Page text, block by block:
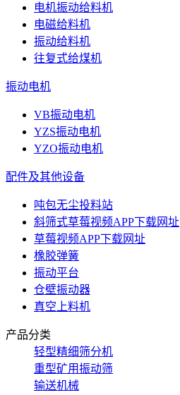
电机振动给料机
电磁给料机
振动给料机
往复式给煤机
振动电机
VB振动电机
YZS振动电机
YZO振动电机
配件及其他设备
吨包无尘投料站
斜筛式草莓视频APP下载网址
草莓视频APP下载网址
橡胶弹簧
振动平台
仓壁振动器
真空上料机
产品分类
轻型精细筛分机
重型矿用振动筛
输送机械